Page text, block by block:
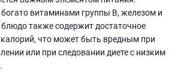
витаминами группы B, железом и
также содержит достаточное
что может быть вредным при
или при следовании диете с низким